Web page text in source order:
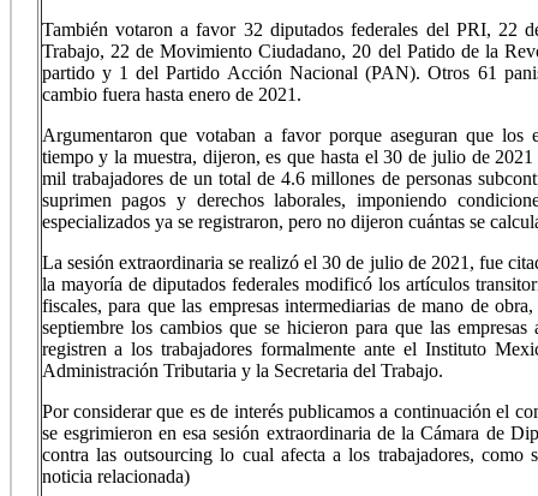
También votaron a favor 32 diputados federales del PRI, 22
Trabajo, 22 de Movimiento Ciudadano, 20 del Patido de la
partido y 1 del Partido Acción Nacional (PAN). Otros 61
cambio fuera hasta enero de 2021.
Argumentaron que votaban a favor porque aseguran que los
tiempo y la muestra, dijeron, es que hasta el 30 de julio de
mil trabajadores de un total de 4.6 millones de personas
suprimen pagos y derechos laborales, imponiendo
especializados ya se registraron, pero no dijeron cuántas se
La sesión extraordinaria se realizó el 30 de julio de 2021, fue
la mayoría de diputados federales modificó los artículos
fiscales, para que las empresas intermediarias de mano de
septiembre los cambios que se hicieron para que las
registren a los trabajadores formalmente ante el Instituto
Administración Tributaria y la Secretaria del Trabajo.
Por considerar que es de interés publicamos a continuación el
se esgrimieron en esa sesión extraordinaria de la Cámara de
contra las outsourcing lo cual afecta a los trabajadores, como
noticia relacionada)